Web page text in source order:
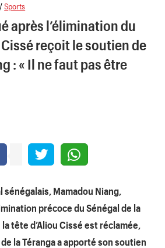
/Sports
après l’élimination du
reçoit le soutien de
: « Il ne faut pas être
sénégalais, Mamadou Niang
précoce du Sénégal de la
tête d’Aliou Cissé est réclamée,
laTérangaa apporté son soutien